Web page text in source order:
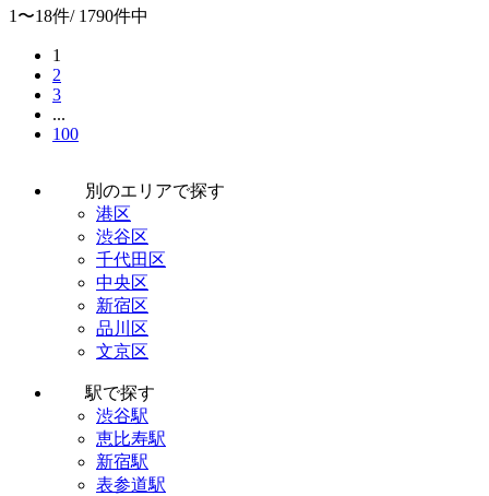
1〜18件/ 1790件中
1
2
3
...
100
別のエリアで探す
港区
渋谷区
千代田区
中央区
新宿区
品川区
文京区
駅で探す
渋谷駅
恵比寿駅
新宿駅
表参道駅